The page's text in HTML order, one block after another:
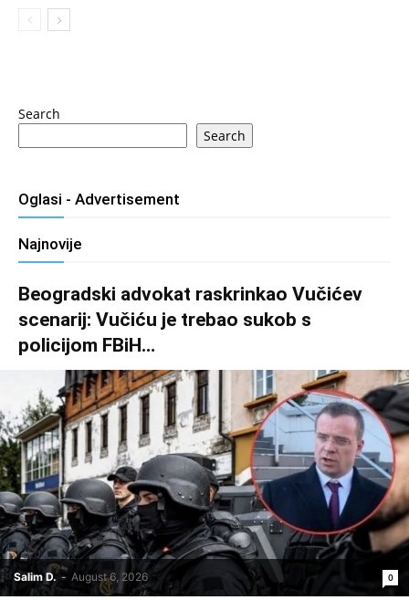
Search
Search
Oglasi - Advertisement
Najnovije
Beogradski advokat raskrinkao Vučićev
scenarij: Vučiću je trebao sukob s
policijom FBiH…
Salim D. - August 6, 2026 0